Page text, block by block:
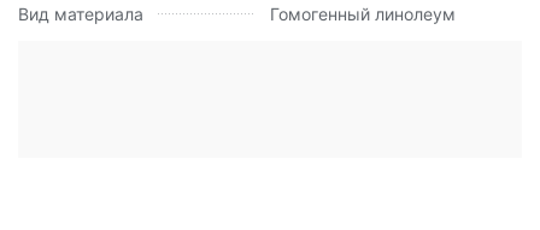
Вид материала
Гомогенный линолеум